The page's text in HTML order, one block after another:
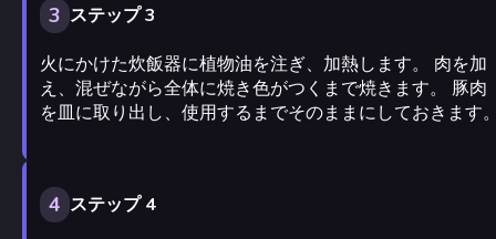
3 ステップ 3
火にかけた炊飯器に植物油を注ぎ、加熱します。 肉を加
え、混ぜながら全体に焼き色がつくまで焼きます。 豚肉
を皿に取り出し、使用するまでそのままにしておきます
4 ステップ 4